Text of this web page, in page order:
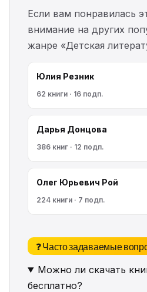
Если вам понравилась
внимание на других
жанре «Детская
Юлия Резник
62 книги · 16 подп.
Дарья Донцова
386 книг · 12 подп.
Олег Юрьевич Рой
224 книги · 7 подп.
❓ Часто задаваемые
Можно ли скачать
бесплатно?